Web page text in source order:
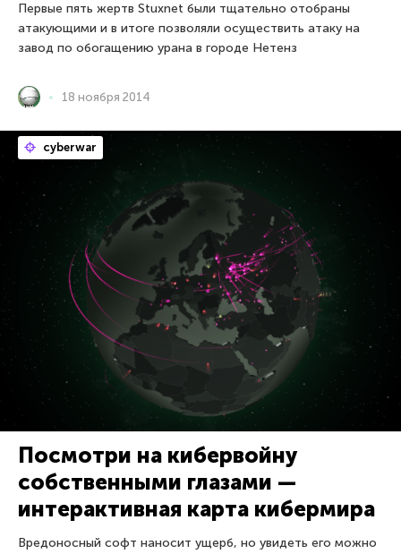
Первые пять жертв Stuxnet были тщательно отобраны
атакующими и в итоге позволяли осуществить атаку на
завод по обогащению урана в городе Нетенз
18 ноября 2014
cyberwar
Посмотри на кибервойну
собственными глазами —
интерактивная карта кибермира
Вредоносный софт наносит ущерб, но увидеть его можно